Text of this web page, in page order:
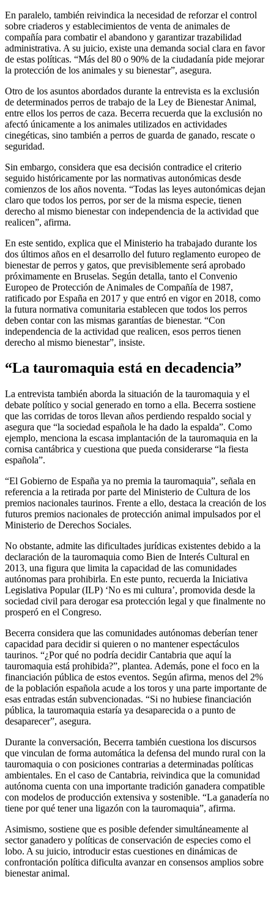
En paralelo, también reivindica la necesidad de reforzar el control
sobre criaderos y establecimientos de venta de animales de
compañía para combatir el abandono y garantizar trazabilidad
administrativa. A su juicio, existe una demanda social clara en favor
de estas políticas. “Más del 80 o 90% de la ciudadanía pide mejorar
la protección de los animales y su bienestar”, asegura.
Otro de los asuntos abordados durante la entrevista es la exclusión
de determinados perros de trabajo de la Ley de Bienestar Animal,
entre ellos los perros de caza. Becerra recuerda que la exclusión no
afectó únicamente a los animales utilizados en actividades
cinegéticas, sino también a perros de guarda de ganado, rescate o
seguridad.
Sin embargo, considera que esa decisión contradice el criterio
seguido históricamente por las normativas autonómicas desde
comienzos de los años noventa. “Todas las leyes autonómicas dejan
claro que todos los perros, por ser de la misma especie, tienen
derecho al mismo bienestar con independencia de la actividad que
realicen”, afirma.
En este sentido, explica que el Ministerio ha trabajado durante los
dos últimos años en el desarrollo del futuro reglamento europeo de
bienestar de perros y gatos, que previsiblemente será aprobado
próximamente en Bruselas. Según detalla, tanto el Convenio
Europeo de Protección de Animales de Compañía de 1987,
ratificado por España en 2017 y que entró en vigor en 2018, como
la futura normativa comunitaria establecen que todos los perros
deben contar con las mismas garantías de bienestar. “Con
independencia de la actividad que realicen, esos perros tienen
derecho al mismo bienestar”, insiste.
“La tauromaquia está en decadencia”
La entrevista también aborda la situación de la tauromaquia y el
debate político y social generado en torno a ella. Becerra sostiene
que las corridas de toros llevan años perdiendo respaldo social y
asegura que “la sociedad española le ha dado la espalda”. Como
ejemplo, menciona la escasa implantación de la tauromaquia en la
cornisa cantábrica y cuestiona que pueda considerarse “la fiesta
española”.
“El Gobierno de España ya no premia la tauromaquia”, señala en
referencia a la retirada por parte del Ministerio de Cultura de los
premios nacionales taurinos. Frente a ello, destaca la creación de los
futuros premios nacionales de protección animal impulsados por el
Ministerio de Derechos Sociales.
No obstante, admite las dificultades jurídicas existentes debido a la
declaración de la tauromaquia como Bien de Interés Cultural en
2013, una figura que limita la capacidad de las comunidades
autónomas para prohibirla. En este punto, recuerda la Iniciativa
Legislativa Popular (ILP) ‘No es mi cultura’, promovida desde la
sociedad civil para derogar esa protección legal y que finalmente no
prosperó en el Congreso.
Becerra considera que las comunidades autónomas deberían tener
capacidad para decidir si quieren o no mantener espectáculos
taurinos. “¿Por qué no podría decidir Cantabria que aquí la
tauromaquia está prohibida?”, plantea. Además, pone el foco en la
financiación pública de estos eventos. Según afirma, menos del 2%
de la población española acude a los toros y una parte importante de
esas entradas están subvencionadas. “Si no hubiese financiación
pública, la tauromaquia estaría ya desaparecida o a punto de
desaparecer”, asegura.
Durante la conversación, Becerra también cuestiona los discursos
que vinculan de forma automática la defensa del mundo rural con la
tauromaquia o con posiciones contrarias a determinadas políticas
ambientales. En el caso de Cantabria, reivindica que la comunidad
autónoma cuenta con una importante tradición ganadera compatible
con modelos de producción extensiva y sostenible. “La ganadería no
tiene por qué tener una ligazón con la tauromaquia”, afirma.
Asimismo, sostiene que es posible defender simultáneamente al
sector ganadero y políticas de conservación de especies como el
lobo. A su juicio, introducir estas cuestiones en dinámicas de
confrontación política dificulta avanzar en consensos amplios sobre
bienestar animal.